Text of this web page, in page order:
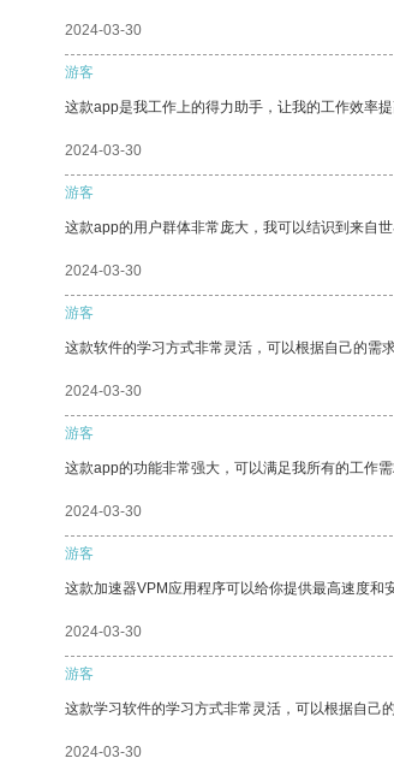
2024-03-30
游客
这款app是我工作上的得力助手，让我的工作效率
2024-03-30
游客
这款app的用户群体非常庞大，我可以结识到来自世
2024-03-30
游客
这款软件的学习方式非常灵活，可以根据自己的需
2024-03-30
游客
这款app的功能非常强大，可以满足我所有的工作
2024-03-30
游客
这款加速器VPM应用程序可以给你提供最高速度和
2024-03-30
游客
这款学习软件的学习方式非常灵活，可以根据自己
2024-03-30